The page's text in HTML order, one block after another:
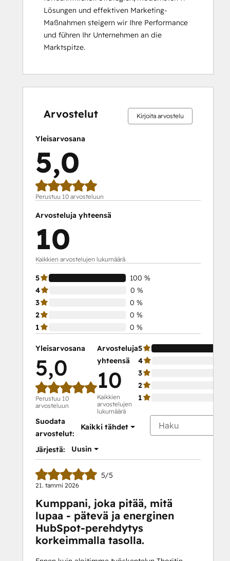
HubSpot Sales Hub Software
Certification
HubSpot Sales Software
HubSpot Solutions Partner
Inbound
Inbound Marketing
Inbound Marketing Optimization
Integrating With HubSpot I: Foundations
Platform Consulting
Reporting and Analytics Bootcamp
Revenue Operations
RevOps Bootcamp
Sales Hub Implementation
Sales Management Training: Strategies
for Developing a Successful Modern
Sales Team
SEO
Social Media Marketing Certification
Course
Social Media Marketing Certification II
Super Admin Bootcamp
Lösungen und effektiven Marketing-
Maßnahmen steigern wir Ihre Performance
und führen Ihr Unternehmen an die
Marktspitze.
Arvostelut Kirjoita arvostelu
Yleisarvosana
5,0
Perustuu 10 arvosteluun
Arvosteluja yhteensä
10
Kaikkien arvostelujen lukumäärä
5
100 %
4
0 %
3
0 %
2
0 %
1
0 %
Yleisarvosana
5,0
Perustuu 10
arvosteluun
Arvosteluja
yhteensä
10
Kaikkien
arvostelujen
lukumäärä
5
4
3
2
1
Suodata
arvostelut:
Kaikki tähdet
Järjestä: Uusin
5/5
21. tammi 2026
Kumppani, joka pitää, mitä
lupaa - pätevä ja energinen
HubSpot-perehdytys
korkeimmalla tasolla.